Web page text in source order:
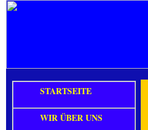
STARTSEITE
WIR ÜBER UNS